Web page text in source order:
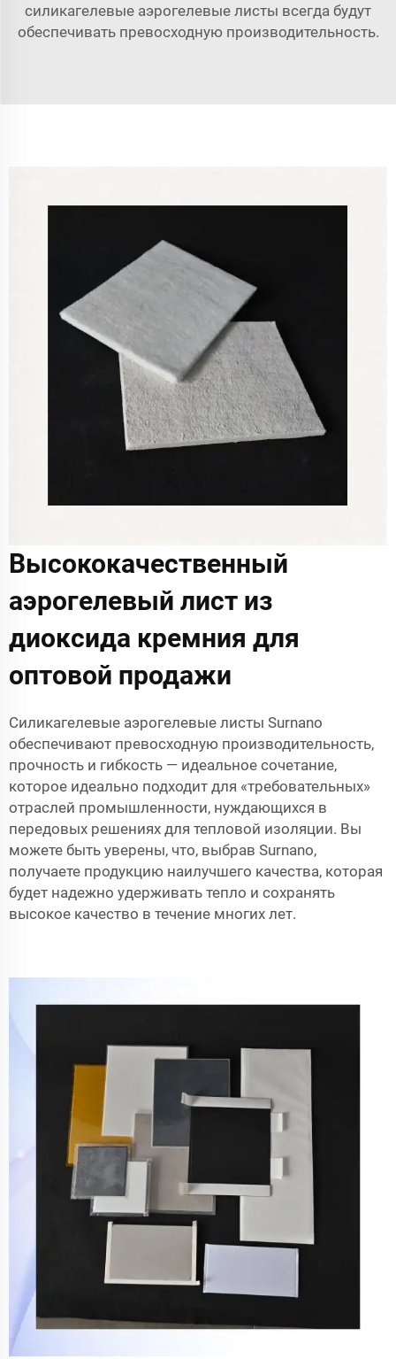
силикагелевые аэрогелевые листы всегда будут
обеспечивать превосходную производительность.
Высококачественный
аэрогелевый лист из
диоксида кремния для
оптовой продажи
Силикагелевые аэрогелевые листы Surnano
обеспечивают превосходную производительность,
прочность и гибкость — идеальное сочетание,
которое идеально подходит для «требовательных»
отраслей промышленности, нуждающихся в
передовых решениях для тепловой изоляции. Вы
можете быть уверены, что, выбрав Surnano,
получаете продукцию наилучшего качества, которая
будет надежно удерживать тепло и сохранять
высокое качество в течение многих лет.